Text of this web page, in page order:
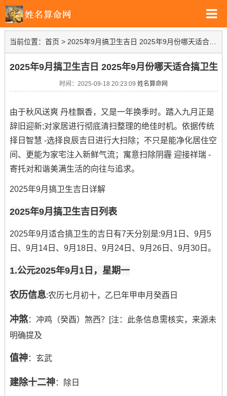
当前位置： 首页 > 2025年9月搞卫生吉日 2025年9月份哪天适合搞卫生
2025年9月搞卫生吉日 2025年9月份哪天适合搞卫生
时间：2025-09-18 20:23:09 姓名算命网
由于秋风送爽 丹桂飘香，又是一年换季时。踏入九月正是
辞旧迎新;对家居进行彻底清扫整理的绝佳时机。依据传统
择日智慧 -选择良辰吉日进行大扫除；不只是能净化居住空
间、更能为家宅注入新鲜气流；寓意扫除阴霾 迎接祥瑞 -
寄托对和谐美满生活的向往与追求。
2025年9月搞卫生吉日详解
2025年9月搞卫生吉日列表
2025年9月适合搞卫生的吉日有7天分别是:9月1日、9月5
日、9月14日、9月18日、9月24日、9月26日、9月30日。
1.公元2025年9月1日，星期一
农历信息:农历七月初十，乙巳年甲申月癸酉日
冲煞：冲鸡（癸酉）煞西？[注：此条信息需核实，来源未
明确提及
值神：玄武
建除十二神：除日